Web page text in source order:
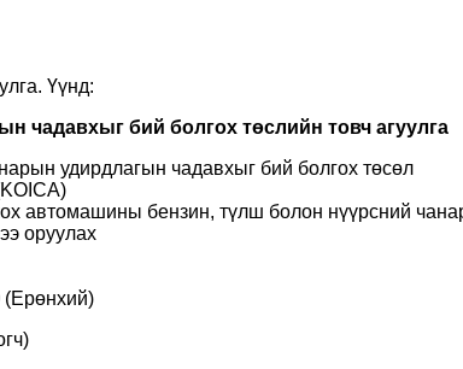
Үүнд:
чадавхыг бий болгох төслийн товч агуулга
удирдлагын чадавхыг бий болгох төсөл
автомашины бензин, түлш болон нүүрсний
оруулах
(Ерөнхий)